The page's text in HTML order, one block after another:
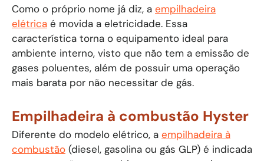
Como o próprio nome já diz, a empilhadeira
elétrica é movida a eletricidade. Essa
característica torna o equipamento ideal para
ambiente interno, visto que não tem a emissão de
gases poluentes, além de possuir uma operação
mais barata por não necessitar de gás.
Empilhadeira à combustão Hyster
Diferente do modelo elétrico, a empilhadeira à
combustão (diesel, gasolina ou gás GLP) é indicada